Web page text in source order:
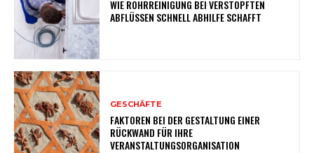
WIE ROHRREINIGUNG BEI VERSTOPFTEN
ABFLÜSSEN SCHNELL ABHILFE SCHAFFT
GESCHÄFTE
FAKTOREN BEI DER GESTALTUNG EINER
RÜCKWAND FÜR IHRE
VERANSTALTUNGSORGANISATION